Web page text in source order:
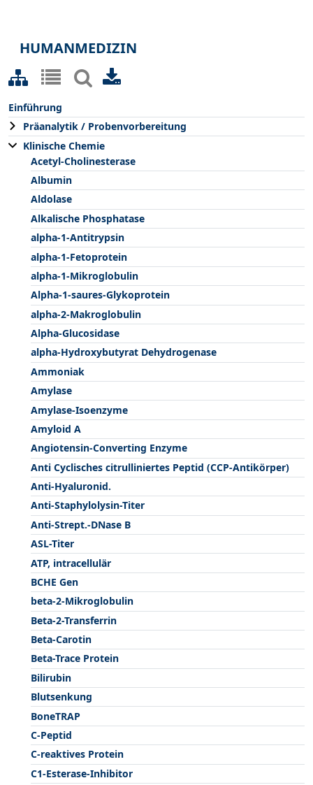
HUMANMEDIZIN
Einführung
Präanalytik / Probenvorbereitung
Klinische Chemie
Acetyl-Cholinesterase
Albumin
Aldolase
Alkalische Phosphatase
alpha-1-Antitrypsin
alpha-1-Fetoprotein
alpha-1-Mikroglobulin
Alpha-1-saures-Glykoprotein
alpha-2-Makroglobulin
Alpha-Glucosidase
alpha-Hydroxybutyrat Dehydrogenase
Ammoniak
Amylase
Amylase-Isoenzyme
Amyloid A
Angiotensin-Converting Enzyme
Anti Cyclisches citrulliniertes Peptid (CCP-Antikörper)
Anti-Hyaluronid.
Anti-Staphylolysin-Titer
Anti-Strept.-DNase B
ASL-Titer
ATP, intracellulär
BCHE Gen
beta-2-Mikroglobulin
Beta-2-Transferrin
Beta-Carotin
Beta-Trace Protein
Bilirubin
Blutsenkung
BoneTRAP
C-Peptid
C-reaktives Protein
C1-Esterase-Inhibitor